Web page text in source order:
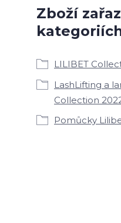
Zboží
LILIBET
LashLifting a
Collection
Pomůcky